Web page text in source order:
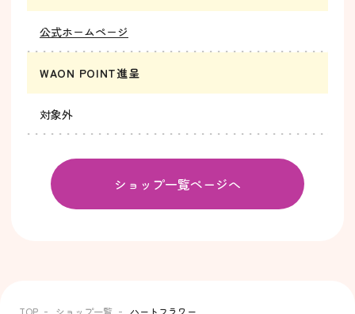
公式ホームページ
WAON POINT進呈
対象外
ショップ一覧ページへ